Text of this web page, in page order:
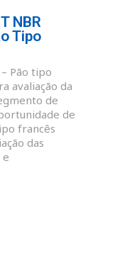
NBR
Tipo
Pão tipo
avaliação da
de
de
francês
das